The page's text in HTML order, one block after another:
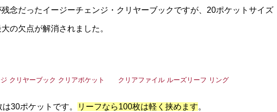
念だったイージーチェンジ・クリヤーブックですが、20ポケットサイズ
の欠点が解消されました。
30ポケットです。 リーフなら100枚は軽く挟めます。